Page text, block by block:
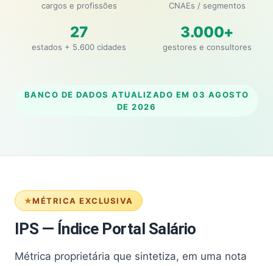
cargos e profissões CNAEs / segmentos
27
estados + 5.600 cidades
3.000+
gestores e consultores
BANCO DE DADOS ATUALIZADO EM 03 AGOSTO
DE 2026
MÉTRICA EXCLUSIVA
IPS — Índice Portal Salário
Métrica proprietária que sintetiza, em uma nota